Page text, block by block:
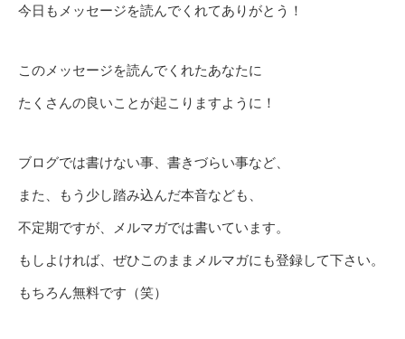
今日もメッセージを読んでくれてありがとう！
このメッセージを読んでくれたあなたに
たくさんの良いことが起こりますように！
ブログでは書けない事、書きづらい事など、
また、もう少し踏み込んだ本音なども、
不定期ですが、メルマガでは書いています。
もしよければ、ぜひこのままメルマガにも登録して下さい。
もちろん無料です（笑）